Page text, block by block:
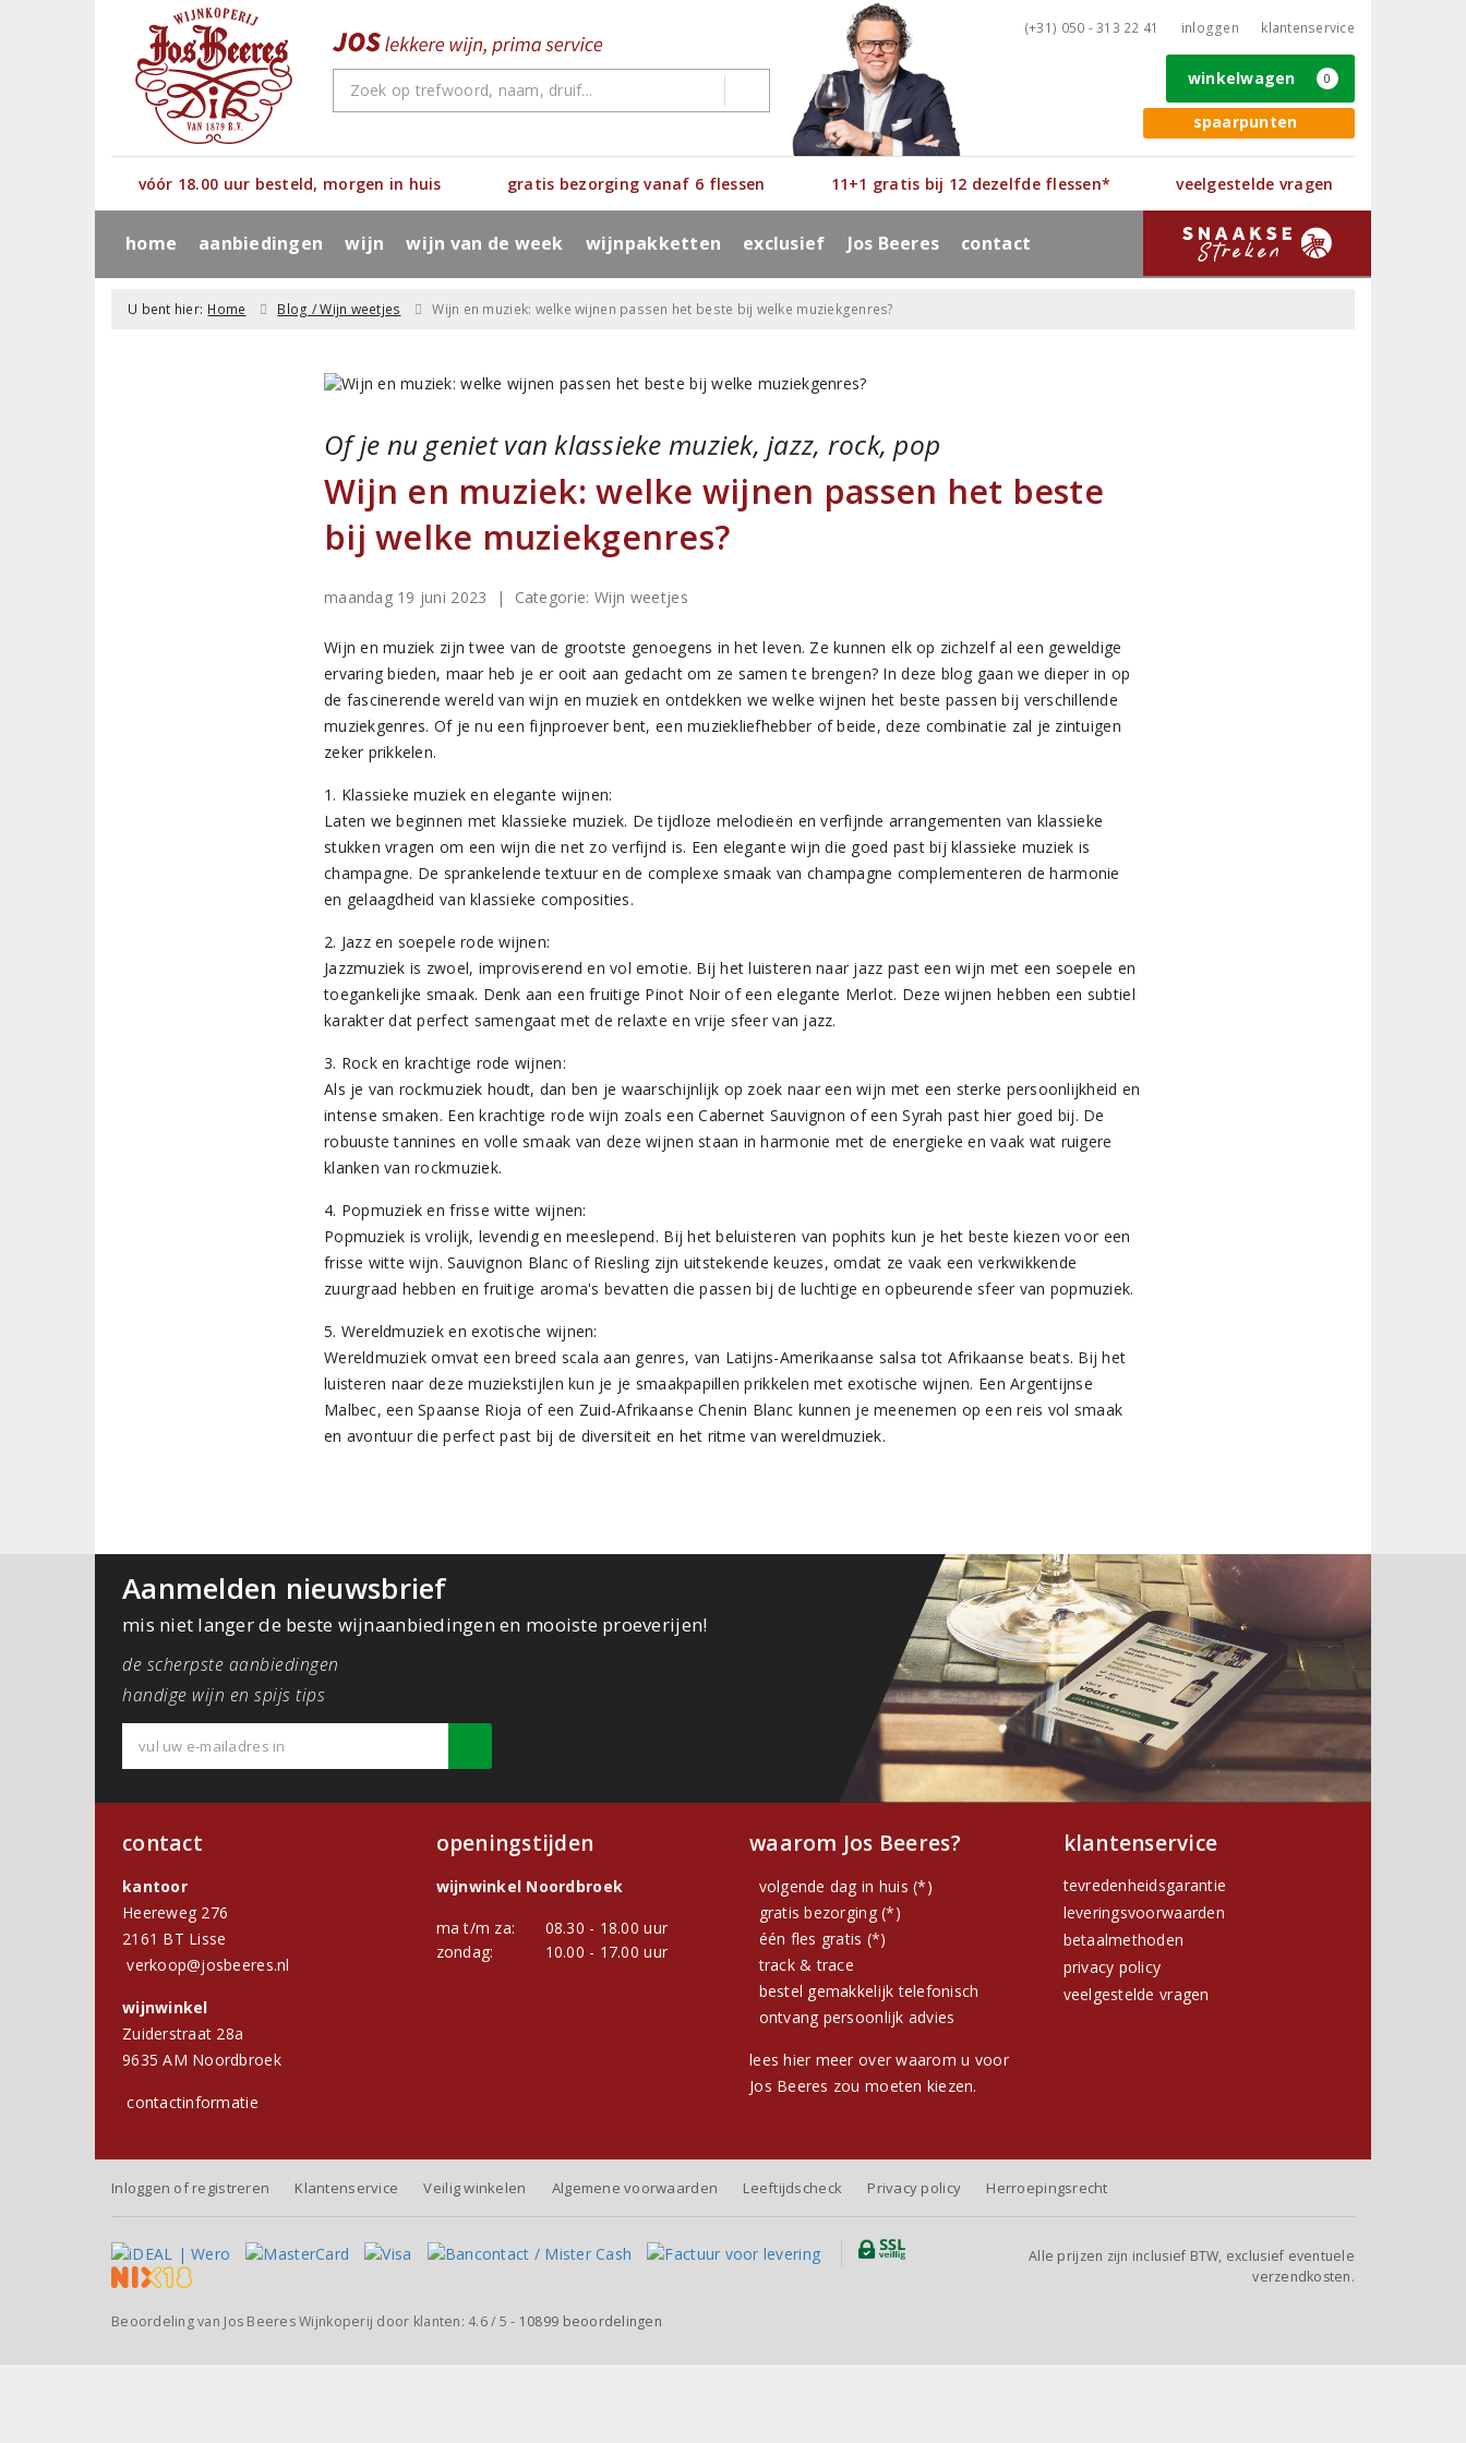
(+31) 050 - 313 22 41 inloggen klantenservice
spaarpunten
winkelwagen 0
vóór 18.00 uur besteld, morgen in huis gratis bezorging vanaf 6 flessen 11+1 gratis bij 12 dezelfde flessen* veelgestelde vragen
home aanbiedingen wijn wijn van de week wijnpakketten exclusief Jos Beeres contact
U bent hier: Home Blog / Wijn weetjes Wijn en muziek: welke wijnen passen het beste bij welke muziekgenres?
Of je nu geniet van klassieke muziek, jazz, rock, pop
Wijn en muziek: welke wijnen passen het beste
bij welke muziekgenres?
maandag 19 juni 2023 | Categorie: Wijn weetjes
Wijn en muziek zijn twee van de grootste genoegens in het leven. Ze kunnen elk op zichzelf al een geweldige
ervaring bieden, maar heb je er ooit aan gedacht om ze samen te brengen? In deze blog gaan we dieper in op
de fascinerende wereld van wijn en muziek en ontdekken we welke wijnen het beste passen bij verschillende
muziekgenres. Of je nu een fijnproever bent, een muziekliefhebber of beide, deze combinatie zal je zintuigen
zeker prikkelen.
1. Klassieke muziek en elegante wijnen:
Laten we beginnen met klassieke muziek. De tijdloze melodieën en verfijnde arrangementen van klassieke
stukken vragen om een wijn die net zo verfijnd is. Een elegante wijn die goed past bij klassieke muziek is
champagne. De sprankelende textuur en de complexe smaak van champagne complementeren de harmonie
en gelaagdheid van klassieke composities.
2. Jazz en soepele rode wijnen:
Jazzmuziek is zwoel, improviserend en vol emotie. Bij het luisteren naar jazz past een wijn met een soepele en
toegankelijke smaak. Denk aan een fruitige Pinot Noir of een elegante Merlot. Deze wijnen hebben een subtiel
karakter dat perfect samengaat met de relaxte en vrije sfeer van jazz.
3. Rock en krachtige rode wijnen:
Als je van rockmuziek houdt, dan ben je waarschijnlijk op zoek naar een wijn met een sterke persoonlijkheid en
intense smaken. Een krachtige rode wijn zoals een Cabernet Sauvignon of een Syrah past hier goed bij. De
robuuste tannines en volle smaak van deze wijnen staan in harmonie met de energieke en vaak wat ruigere
klanken van rockmuziek.
4. Popmuziek en frisse witte wijnen:
Popmuziek is vrolijk, levendig en meeslepend. Bij het beluisteren van pophits kun je het beste kiezen voor een
frisse witte wijn. Sauvignon Blanc of Riesling zijn uitstekende keuzes, omdat ze vaak een verkwikkende
zuurgraad hebben en fruitige aroma's bevatten die passen bij de luchtige en opbeurende sfeer van popmuziek.
5. Wereldmuziek en exotische wijnen:
Wereldmuziek omvat een breed scala aan genres, van Latijns-Amerikaanse salsa tot Afrikaanse beats. Bij het
luisteren naar deze muziekstijlen kun je je smaakpapillen prikkelen met exotische wijnen. Een Argentijnse
Malbec, een Spaanse Rioja of een Zuid-Afrikaanse Chenin Blanc kunnen je meenemen op een reis vol smaak
en avontuur die perfect past bij de diversiteit en het ritme van wereldmuziek.
Aanmelden nieuwsbrief
mis niet langer de beste wijnaanbiedingen en mooiste proeverijen!
de scherpste aanbiedingen
handige wijn en spijs tips
contact
kantoor
Heereweg 276
2161 BT Lisse
verkoop@josbeeres.nl
wijnwinkel
Zuiderstraat 28a
9635 AM Noordbroek
contactinformatie
openingstijden
wijnwinkel Noordbroek
ma t/m za:
08.30 - 18.00 uur
zondag:
10.00 - 17.00 uur
waarom Jos Beeres?
volgende dag in huis (*)
gratis bezorging (*)
één fles gratis (*)
track & trace
bestel gemakkelijk telefonisch
ontvang persoonlijk advies
lees hier meer over waarom u voor
Jos Beeres zou moeten kiezen.
klantenservice
tevredenheidsgarantie
leveringsvoorwaarden
betaalmethoden
privacy policy
veelgestelde vragen
Inloggen of registreren Klantenservice Veilig winkelen Algemene voorwaarden Leeftijdscheck Privacy policy Herroepingsrecht
Alle prijzen zijn inclusief BTW, exclusief eventuele
verzendkosten.
Beoordeling van Jos Beeres Wijnkoperij door klanten: 4.6/ 5 - 10899 beoordelingen